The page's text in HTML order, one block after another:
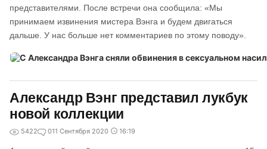
представителями. После встречи она сообщила: «Мы
принимаем извинения мистера Вэнга и будем двигаться
дальше. У нас больше нет комментариев по этому поводу».
Александр Вэнг представил лукбук
новой коллекции
5422 011 Сентября 2020 16:19